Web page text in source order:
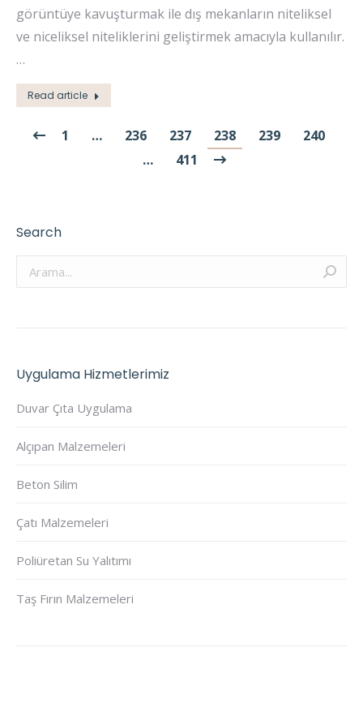
görüntüye kavuşturmak ile dış mekanların niteliksel
ve niceliksel niteliklerini geliştirmek amacıyla kullanılır.
…
Read article
1 … 236 237 238 239
240
…
411
Search
Arama:
Uygulama Hizmetlerimiz
Duvar Çıta Uygulama
Alçıpan Malzemeleri
Beton Silim
Çatı Malzemeleri
Poliüretan Su Yalıtımı
Taş Fırın Malzemeleri